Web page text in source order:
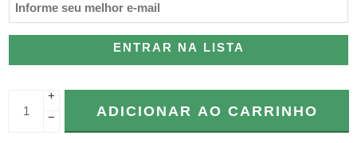
ENTRAR NA LISTA
+
−
ADICIONAR AO CARRINHO